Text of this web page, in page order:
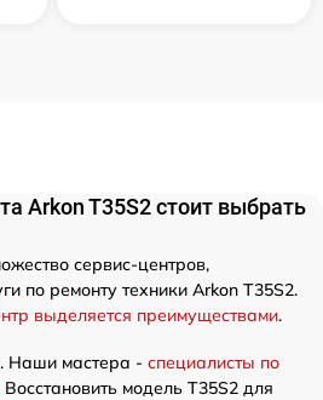
Arkon T35S2 стоит выбрать
сервис-центров,
по ремонту техники Arkon T35S2.
выделяется преимуществами.
Наши мастера - специалисты по
Восстановить модель T35S2 для